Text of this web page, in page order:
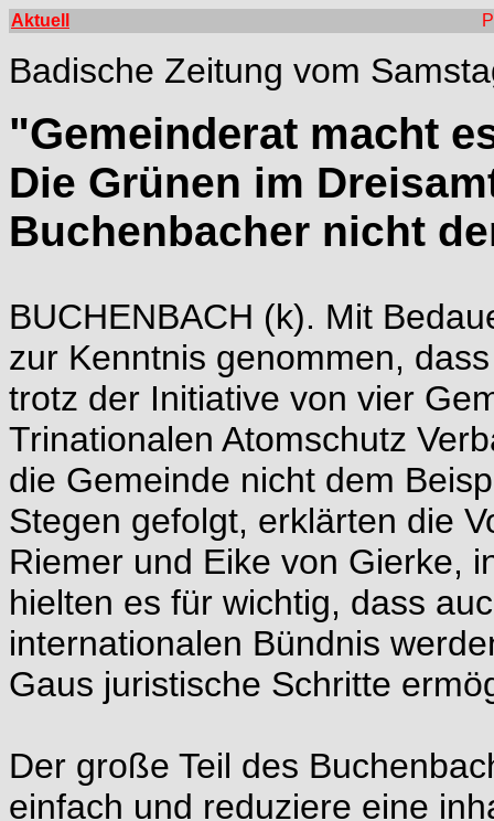
Aktuell
Badische Zeitung vom
"Gemeinderat macht
Die Grünen im
Buchenbacher nicht
BUCHENBACH (k). Mit
zur Kenntnis genommen,
trotz der Initiative von vier
Trinationalen Atomschutz
die Gemeinde nicht dem
Stegen gefolgt, erklärten die
Riemer und Eike von Gierke,
hielten es für wichtig, dass
internationalen Bündnis
Gaus juristische Schritte
Der große Teil des
einfach und reduziere eine